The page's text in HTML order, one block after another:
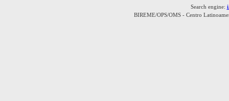
Search engine:
BIREME/OPS/OMS - Centro